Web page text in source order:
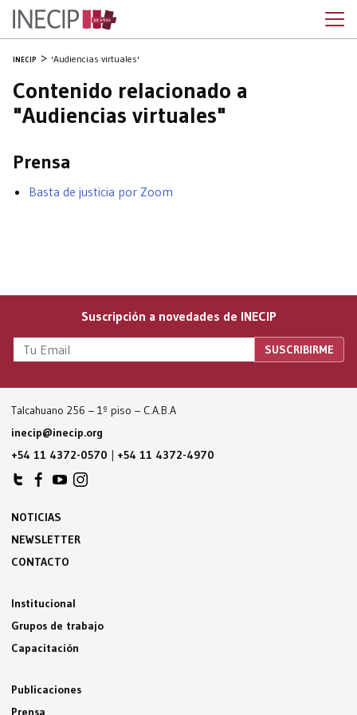
INECIP 'Audiencias virtuales'
Contenido relacionado a
"Audiencias virtuales"
Prensa
Basta de justicia por Zoom
Suscripción a novedades de INECIP
Talcahuano 256 – 1º piso – C.A.B.A
inecip@inecip.org
+54 11 4372-0570 | +54 11 4372-4970
NOTICIAS
NEWSLETTER
CONTACTO
Institucional
Grupos de trabajo
Capacitación
Publicaciones
Prensa